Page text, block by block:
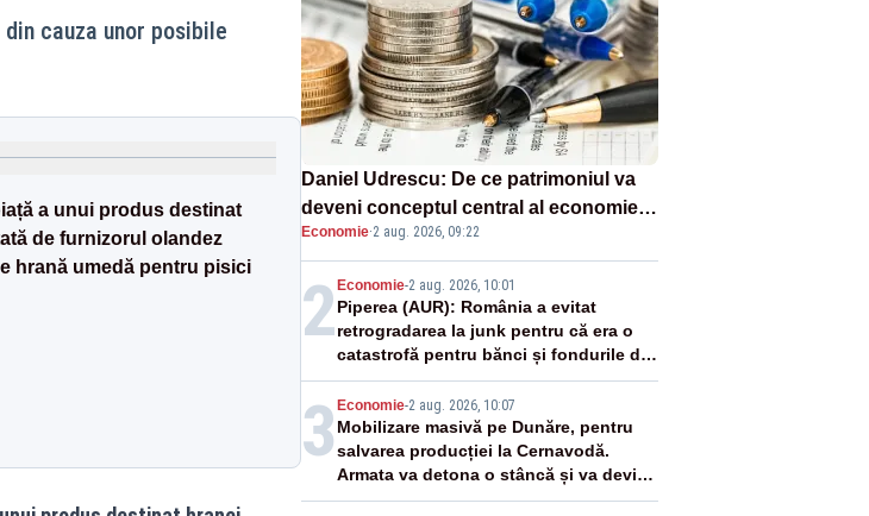
cauza unor posibile
a unui produs destinat
de furnizorul olandez
hrană umedă pentru pisici
Daniel Udrescu: De ce patrimoniul va
deveni conceptul central al economiei
viitoare?
Economie·2 aug. 2026, 09:22
2Economie-2 aug. 2026, 10:01
Piperea (AUR): România a evitat
retrogradarea la junk pentru că era o
catastrofă pentru bănci și fondurile de
pensii
3 Economie-2 aug. 2026, 10:07
Mobilizare masivă pe Dunăre, pentru
salvarea producției la Cernavodă.
Armata va detona o stâncă și va devia
apa fluviului - IMAGINI AERIENE